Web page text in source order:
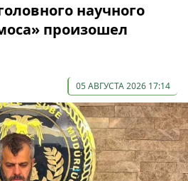
научного
произошел
05 АВГУСТА 2026 17:14